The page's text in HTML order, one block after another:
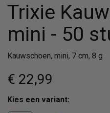
Trixie
mini - 50
Kauwschoen, mini, 7 cm, 8 g
€ 22,99
Kies een variant: